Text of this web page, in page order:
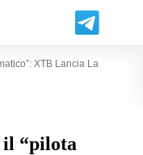
XTB Lancia La
il “pilota